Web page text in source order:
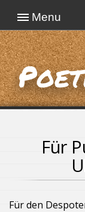
Menu
Für
Für den